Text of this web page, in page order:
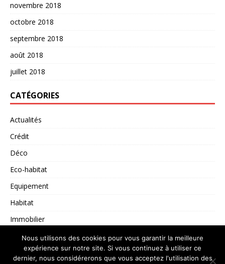
novembre 2018
octobre 2018
septembre 2018
août 2018
juillet 2018
CATÉGORIES
Actualités
Crédit
Déco
Eco-habitat
Equipement
Habitat
Immobilier
Non classé
Nous utilisons des cookies pour vous garantir la meilleure
expérience sur notre site. Si vous continuez à utiliser ce
dernier, nous considérerons que vous acceptez l'utilisation des